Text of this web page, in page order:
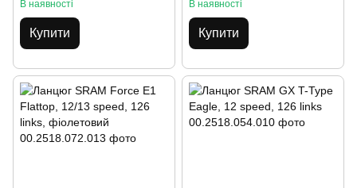
В наявності
Купити
В наявності
Купити